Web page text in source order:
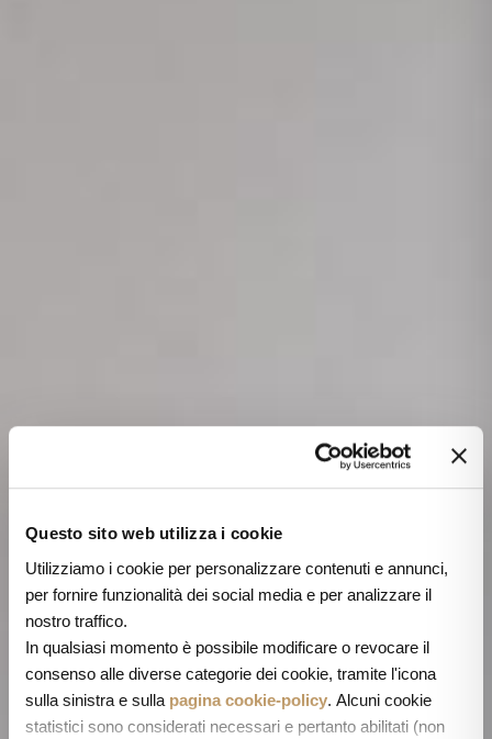
Questo sito web utilizza i cookie
Utilizziamo i cookie per personalizzare contenuti e annunci,
per fornire funzionalità dei social media e per analizzare il
nostro traffico.
In qualsiasi momento è possibile modificare o revocare il
consenso alle diverse categorie dei cookie, tramite l'icona
sulla sinistra e sulla pagina cookie-policy. Alcuni cookie
statistici sono considerati necessari e pertanto abilitati (non